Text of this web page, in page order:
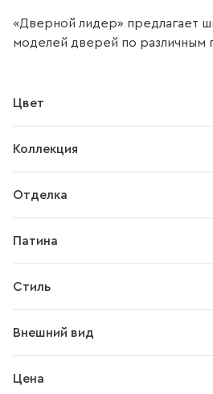
«Дверной лидер» предлагает
моделей дверей по различным
Цвет
Коллекция
Отделка
Патина
Стиль
Внешний вид
Цена